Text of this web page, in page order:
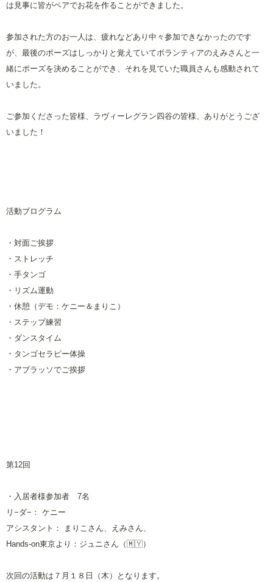
は見事に皆がペアでお花を作ることができました。
参加された方のお一人は、疲れなどあり中々参加できなかったのです
が、最後のポーズはしっかりと覚えていてボランティアのえみさんと一
緒にポーズを決めることができ、それを見ていた職員さんも感動されて
いました。
ご参加くださった皆様、ラヴィーレグラン四谷の皆様、ありがとうござ
いました！
活動ブログラム
・対面ご挨拶
・ストレッチ
・手タンゴ
・リズム運動
・休憩（デモ：ケニー＆まりこ）
・ステップ練習
・ダンスタイム
・タンゴセラピー体操
・アブラッソでご挨拶
第12回
・入居者様参加者 7名
リ−ダ−： ケニー
アシスタント：
まりこさん、えみさん、
Hands-on東京より：ジュニさん（🇲🇾）
次回の活動は７月１８日（木）となります。